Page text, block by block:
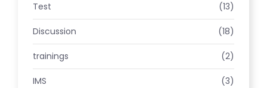
Test (13)
Discussion (18)
trainings (2)
IMS (3)